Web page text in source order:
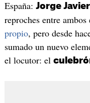
España: Jorge
reproches entre ambos
propio, pero desde
sumado un nuevo
el locutor: el